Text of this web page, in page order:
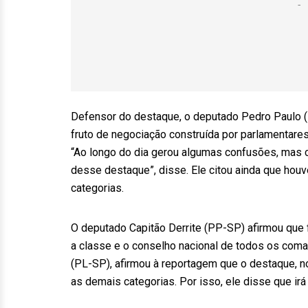
Defensor do destaque, o deputado Pedro
fruto de negociação construída por
“Ao longo do dia gerou algumas confusões,
desse destaque”, disse. Ele citou ainda que
categorias.
O deputado Capitão Derrite (PP-SP) afirmou
a classe e o conselho nacional de todos os
(PL-SP), afirmou à reportagem que o destaque,
as demais categorias. Por isso, ele disse que irá